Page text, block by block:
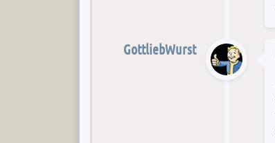
GottliebWurst